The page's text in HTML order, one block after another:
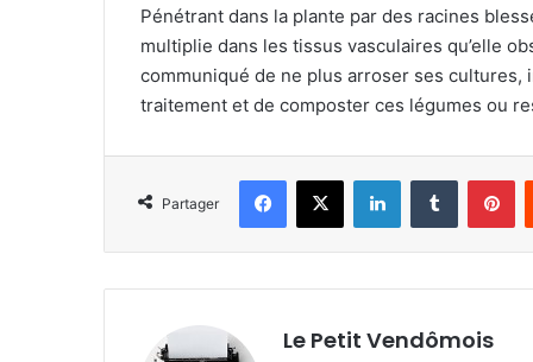
Pénétrant dans la plante par des racines
multiplie dans les tissus vasculaires qu’elle
communiqué de ne plus arroser ses
traitement et de composter ces légumes ou
Partager
Le Petit Vendômois